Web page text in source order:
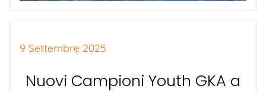
9 Settembre 2025
Nuovi Campioni Youth GKA a